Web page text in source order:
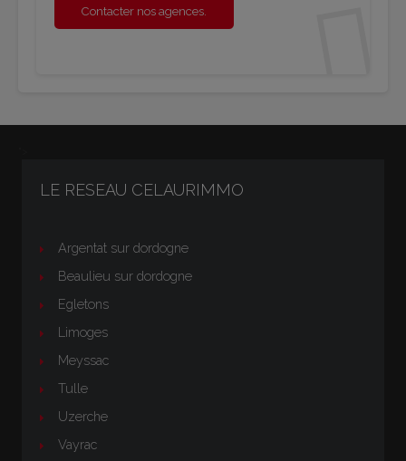
Contacter nos agences.
LE RESEAU CELAURIMMO
Argentat sur dordogne
Beaulieu sur dordogne
Egletons
Limoges
Meyssac
Tulle
Uzerche
Vayrac